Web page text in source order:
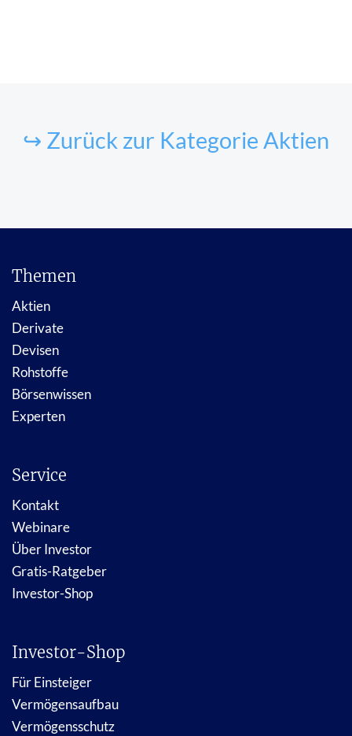
↪ Zurück zur Kategorie Aktien
Themen
Aktien
Derivate
Devisen
Rohstoffe
Börsenwissen
Experten
Service
Kontakt
Webinare
Über Investor
Gratis-Ratgeber
Investor-Shop
Investor-Shop
Für Einsteiger
Vermögensaufbau
Vermögensschutz